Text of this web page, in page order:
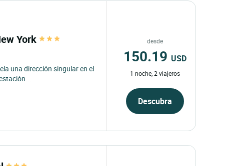
York
una dirección singular en el
desde
150.19 USD
1 noche, 2 viajeros
Descubra